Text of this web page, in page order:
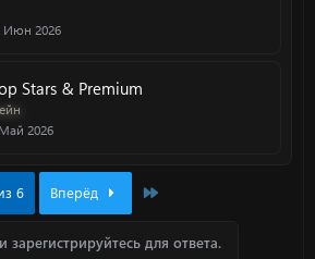
Июн 2026
Stars & Premium
2026
6 Вперёд
зарегистрируйтесь для ответа.